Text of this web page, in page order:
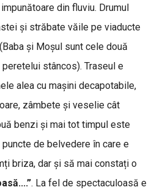
din fluviu. Drumul
și străbate văile pe viaducte
și Moșul sunt cele două
stâncos). Traseul e
alea cu mașini decapotabile,
zâmbete și veselie cât
benzi și mai tot timpul este
de belvedere în care e
briza, dar și să mai constați o
. La fel de spectaculoasă e